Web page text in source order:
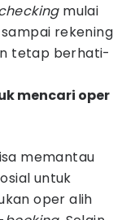
mulai
rekening
tetap berhati-
mencari oper
memantau
untuk
oper alih